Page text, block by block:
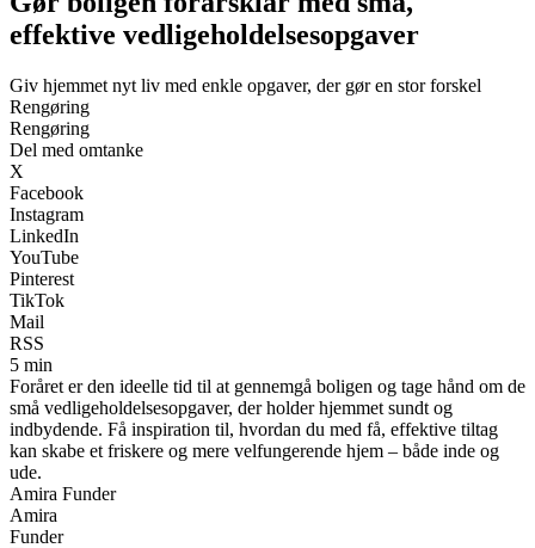
effektive vedligeholdelsesopgaver
Giv hjemmet nyt liv med enkle opgaver, der gør en stor forskel
Rengøring
Rengøring
Del med omtanke
X
Facebook
Instagram
LinkedIn
YouTube
Pinterest
TikTok
Mail
RSS
5 min
Foråret er den ideelle tid til at gennemgå boligen og tage hånd om de
små vedligeholdelsesopgaver, der holder hjemmet sundt og
indbydende. Få inspiration til, hvordan du med få, effektive tiltag
kan skabe et friskere og mere velfungerende hjem – både inde og
ude.
Amira Funder
Amira
Funder